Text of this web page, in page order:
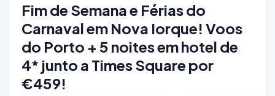
Fim de Semana e Férias do
Carnaval em Nova Iorque! Voos
do Porto + 5 noites em hotel de
4* junto a Times Square por
€459!